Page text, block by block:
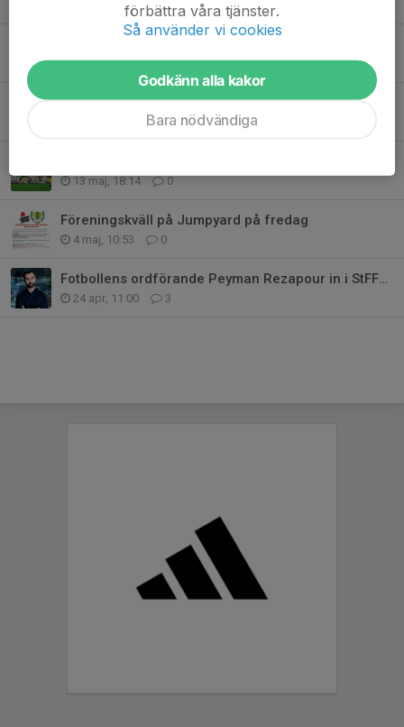
21 maj, 11:15 2
19 maj, 13:53 0
Bangolfen 2026
0
13 maj, 18:14 0
Föreningskväll på Jumpyard på fredag
4 maj, 10:53 0
Fotbollens ordförande Peyman Rezapour in i StFFs Styrelse
24 apr, 11:00 3
förbättra våra tjänster.
Så använder vi cookies
Godkänn alla kakor
Bara nödvändiga